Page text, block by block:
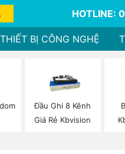
HOTLINE:
THIẾT BỊ CÔNG NGHỆ
Đầu Ghi 8 Kênh
Giá Rẻ Kbvision